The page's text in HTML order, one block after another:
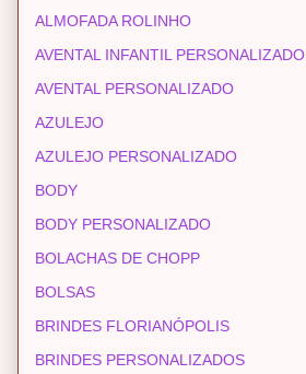
ALMOFADA ROLINHO
AVENTAL INFANTIL PERSONALIZADO
AVENTAL PERSONALIZADO
AZULEJO
AZULEJO PERSONALIZADO
BODY
BODY PERSONALIZADO
BOLACHAS DE CHOPP
BOLSAS
BRINDES FLORIANÓPOLIS
BRINDES PERSONALIZADOS